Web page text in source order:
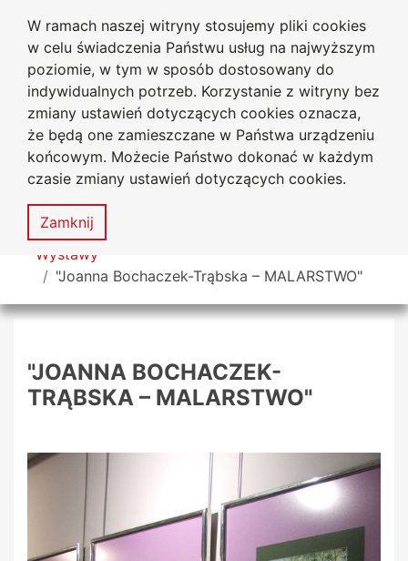
W ramach naszej witryny stosujemy pliki cookies
w celu świadczenia Państwu usług na najwyższym
poziomie, w tym w sposób dostosowany do
indywidualnych potrzeb. Korzystanie z witryny bez
zmiany ustawień dotyczących cookies oznacza,
że będą one zamieszczane w Państwa urządzeniu
końcowym. Możecie Państwo dokonać w każdym
czasie zmiany ustawień dotyczących cookies.
Zamknij
Przejdź do głównego menu
Przejdź do treści
Przejdź do wyszukiwarki
Przejdź do mapy serwisu
Biblioteka Uniwersytecka
Uniwersytetu Jana Długosza
w Częstochowie
Deklaracja
dostępności
Mapa
serwisu
MENU
Tutaj jesteś
Wystawy
"Joanna Bochaczek-Trąbska – MALARSTWO"
"JOANNA BOCHACZEK-
TRĄBSKA – MALARSTWO"